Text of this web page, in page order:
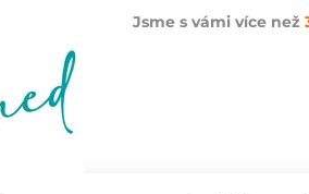
Jsme s vámi více než